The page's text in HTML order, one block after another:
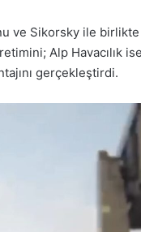
ve Sikorsky ile
Alp Havacılık
gerçekleştirdi.